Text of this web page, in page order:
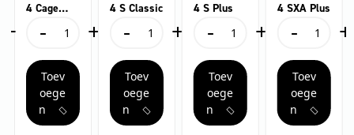
4 Cage
-
HD
4
Cage
Food
aantal
+
Toev
oege
n
4 S Classic
-
HD
4
S
Classic
aantal
+
Toev
oege
n
4 S Plus
-
HD
4
S
Plus
aantal
+
Toev
oege
n
4 SXA Plus
-
HD
4
SXA
Plus
aantal
+
Toev
oege
n
+